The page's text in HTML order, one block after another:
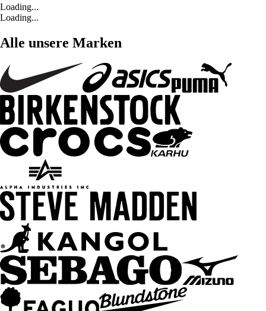
Loading...
Loading...
Alle unsere Marken